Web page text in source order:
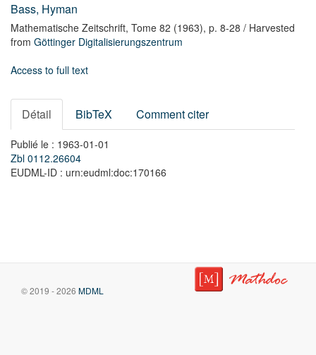
Bass, Hyman
Mathematische Zeitschrift, Tome 82 (1963), p. 8-28 / Harvested
from Göttinger Digitalisierungszentrum
Access to full text
Détail BibTeX Comment citer
Publié le : 1963-01-01
Zbl 0112.26604
EUDML-ID : urn:eudml:doc:170166
© 2019 - 2026 MDML